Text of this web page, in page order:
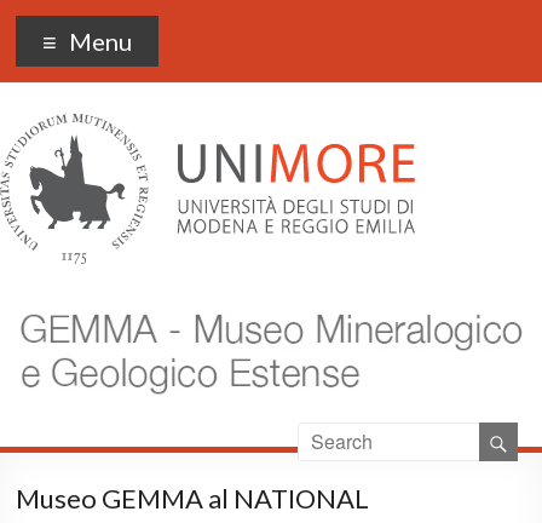
Museo Gemma
Menu
Museo GEMMA al NATIONAL